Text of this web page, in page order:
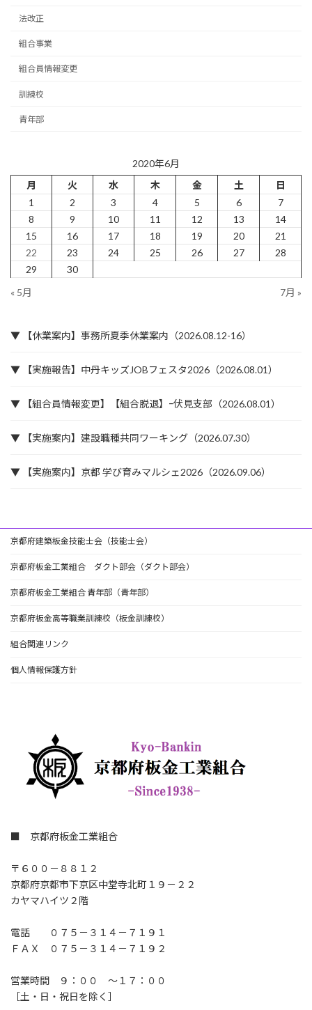
法改正
組合事業
組合員情報変更
訓練校
青年部
2020年6月
月
火 水 木 金 土
日
1
2 3 4 5 6
7
8
9 10 11 12 13
14
15
16 17 18 19 20
21
22
23 24 25 26 27
28
29
30
« 5月
7月 »
▼ 【休業案内】事務所夏季休業案内（2026.08.12-16）
▼ 【実施報告】中丹キッズJOBフェスタ2026（2026.08.01）
▼ 【組合員情報変更】【組合脱退】ｰ伏見支部（2026.08.01）
▼ 【実施案内】建設職種共同ワーキング（2026.07.30）
▼ 【実施案内】京都 学び育みマルシェ2026（2026.09.06）
京都府建築板金技能士会（技能士会）
京都府板金工業組合 ダクト部会（ダクト部会）
京都府板金工業組合 青年部（青年部）
京都府板金高等職業訓練校（板金訓練校）
組合関連リンク
個人情報保護方針
■ 京都府板金工業組合
〒６００－８８１２
京都府京都市下京区中堂寺北町１９－２２
カヤマハイツ２階
電話 ０７５－３１４－７１９１
ＦＡＸ ０７５－３１４－７１９２
営業時間 ９：００ ～１７：００
［土・日・祝日を除く］